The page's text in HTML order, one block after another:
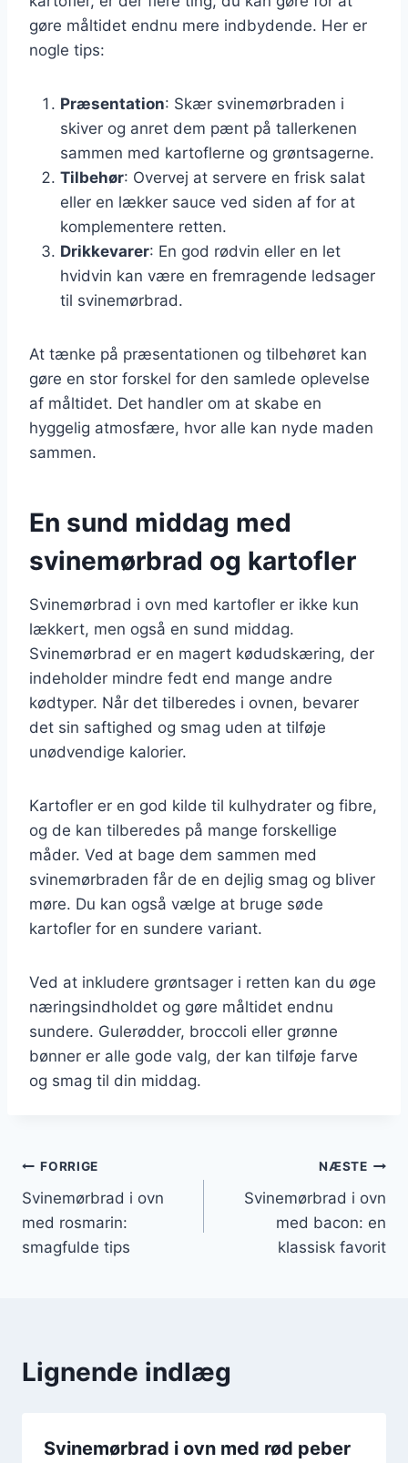
gøre måltidet endnu mere indbydende. Her er
nogle tips:
Præsentation: Skær svinemørbraden i
skiver og anret dem pænt på tallerkenen
sammen med kartoflerne og grøntsagerne.
Tilbehør: Overvej at servere en frisk salat
eller en lækker sauce ved siden af for at
komplementere retten.
Drikkevarer: En god rødvin eller en let
hvidvin kan være en fremragende ledsager
til svinemørbrad.
At tænke på præsentationen og tilbehøret kan
gøre en stor forskel for den samlede oplevelse
af måltidet. Det handler om at skabe en
hyggelig atmosfære, hvor alle kan nyde maden
sammen.
En sund middag med
svinemørbrad og kartofler
Svinemørbrad i ovn med kartofler er ikke kun
lækkert, men også en sund middag.
Svinemørbrad er en magert kødudskæring, der
indeholder mindre fedt end mange andre
kødtyper. Når det tilberedes i ovnen, bevarer
det sin saftighed og smag uden at tilføje
unødvendige kalorier.
Kartofler er en god kilde til kulhydrater og fibre,
og de kan tilberedes på mange forskellige
måder. Ved at bage dem sammen med
svinemørbraden får de en dejlig smag og bliver
møre. Du kan også vælge at bruge søde
kartofler for en sundere variant.
Ved at inkludere grøntsager i retten kan du øge
næringsindholdet og gøre måltidet endnu
sundere. Gulerødder, broccoli eller grønne
bønner er alle gode valg, der kan tilføje farve
og smag til din middag.
Indlægsnavigation
FORRIGE
Svinemørbrad i ovn
med rosmarin:
smagfulde tips
NÆSTE
Svinemørbrad i ovn
med bacon: en
klassisk favorit
Lignende indlæg
Svinemørbrad i ovn med rød peber